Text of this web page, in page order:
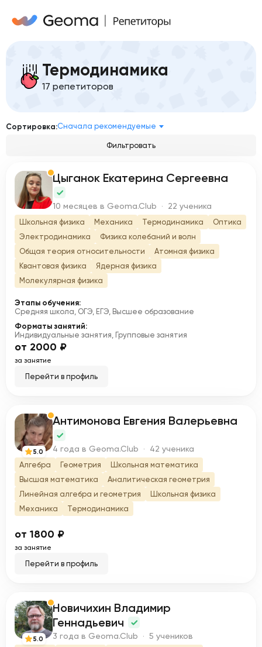
Термодинамика
17 репетиторов
Сортировка:Сначала рекомендуемые
Фильтровать
Ц Цыганок Екатерина Сергеевна
10 месяцев в Geoma.Club · 22 ученика
Школьная физика Механика Термодинамика
Оптика
Электродинамика
Физика колебаний и волн
Общая теория относительности
Атомная физика
Квантовая физика
Ядерная физика
Молекулярная физика
Этапы обучения:
Средняя школа, ОГЭ, ЕГЭ, Высшее образование
Форматы занятий:
Индивидуальные занятия, Групповые занятия
от 2000 ₽
за занятие
Перейти в профиль
А
5.0
Антимонова Евгения Валерьевна
4 года в Geoma.Club · 42 ученика
Алгебра Геометрия
Школьная математика
Высшая математика
Аналитическая геометрия
Линейная алгебра и геометрия
Школьная физика
Механика
Термодинамика
от 1800 ₽
за занятие
Перейти в профиль
Н
5.0
Новичихин Владимир
Геннадьевич
3 года в Geoma.Club · 5 учеников